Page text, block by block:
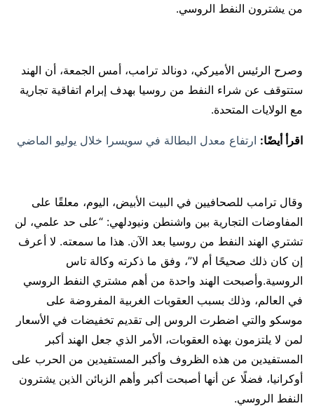
من يشترون النفط الروسي.
وصرح الرئيس الأميركي، دونالد ترامب، أمس الجمعة، أن الهند
ستتوقف عن شراء النفط من روسيا بهدف إبرام اتفاقية تجارية
مع الولايات المتحدة.
اقرأ أيضًا: ارتفاع معدل البطالة في سويسرا خلال يوليو الماضي
وقال ترامب للصحافيين في البيت الأبيض، اليوم، معلقًا على
المفاوضات التجارية بين واشنطن ونيودلهي: “على حد علمي، لن
تشتري الهند النفط من روسيا بعد الآن. هذا ما سمعته. لا أعرف
إن كان ذلك صحيحًا أم لا”، وفق ما ذكرته وكالة تاس
الروسية.وأصبحت الهند واحدة من أهم مشتري النفط الروسي
في العالم، وذلك بسبب العقوبات الغربية المفروضة على
موسكو والتي اضطرت الروس إلى تقديم تخفيضات في الأسعار
لمن لا يلتزمون بهذه العقوبات، الأمر الذي جعل الهند أكبر
المستفيدين من هذه الظروف وأكبر المستفيدين من الحرب على
أوكرانيا، فضلًا عن أنها أصبحت أكبر وأهم الزبائن الذين يشترون
النفط الروسي.